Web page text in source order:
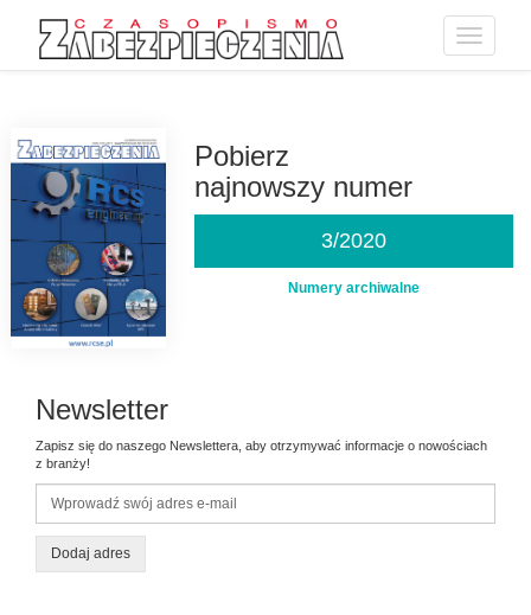
Toggle
Pobierz
najnowszy numer
3/2020
Numery archiwalne
Newsletter
Zapisz się do naszego Newslettera, aby otrzymywać informacje o nowościach
z branży!
Dodaj adres